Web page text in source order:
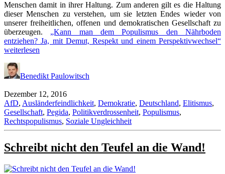
Menschen damit in ihrer Haltung. Zum anderen gilt es die Haltung
dieser Menschen zu verstehen, um sie letzten Endes wieder von
unserer freiheitlichen, offenen und demokratischen Gesellschaft zu
überzeugen. „Kann man dem Populismus den Nährboden
entziehen? Ja, mit Demut, Respekt und einem Perspektivwechsel“
weiterlesen
Benedikt Paulowitsch
Dezember 12, 2016
AfD, Ausländerfeindlichkeit, Demokratie, Deutschland, Elitismus,
Gesellschaft, Pegida, Politikverdrossenheit, Populismus,
Rechtspopulismus, Soziale Ungleichheit
Schreibt nicht den Teufel an die Wand!